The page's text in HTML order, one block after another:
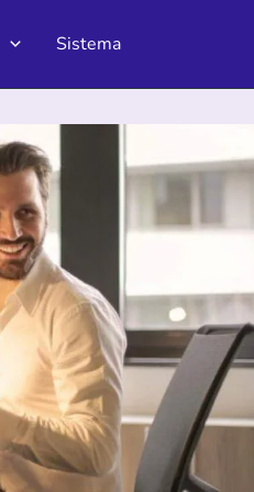
Sistema